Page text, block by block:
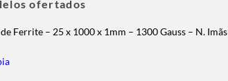
ofertados
Ferrite – 25 x 1000 x 1mm – 1300 Gauss – N. Imãs